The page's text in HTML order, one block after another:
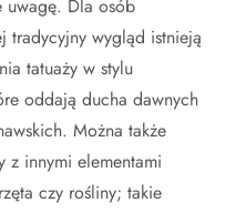
uwagę. Dla osób
tradycyjny wygląd istnieją
tatuaży w stylu
oddają ducha dawnych
Można także
z innymi elementami
czy rośliny; takie